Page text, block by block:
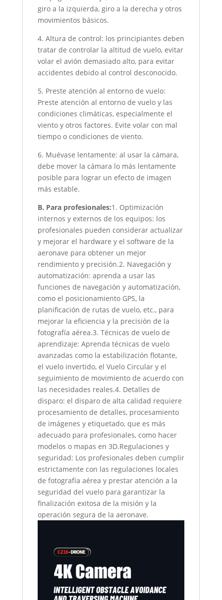
giro a la izquierda, giro a la derecha y otros
movimientos básicos.
4. Altura de control: los principiantes deben
tratar de controlar la altitud de vuelo, evitar
volar el avión demasiado alto, para evitar
accidentes debido al control desconocido.
5. Preste atención al entorno de vuelo:
Preste atención al entorno de vuelo y las
condiciones climáticas, especialmente el
viento y otros factores. Evite volar con mal
tiempo o condiciones de viento.
6. Muévase lentamente: al usar la cámara,
debe mover la cámara lo más lentamente
posible para lograr un efecto de imagen
más estable.
B. Para profesionales:1. Optimización
internos y externos de los equipos: los
profesionales pueden considerar actualizar
y mejorar el hardware y el software de la
aeronave para obtener un mejor
rendimiento y precisión.2. Navegación y
automatización: aprenda a usar las
funciones de navegación y automatización,
como el posicionamiento GPS, la
planificación de rutas de vuelo, etc., para
mejorar la eficiencia y la precisión de la
fotografía aérea.3. Técnicas de vuelo de
aprendizaje: Aprenda técnicas de vuelo
avanzadas como la estabilización flotante,
el vuelo invertido, el Vuelo Circular y el
seguimiento de movimiento de acuerdo con
las necesidades reales.4. Detalles de
disparo: el disparo de alta calidad requiere
procesamiento de detalles, procesamiento
de imágenes y etiquetado, que es más
adecuado para profesionales, como hacer
modelos o mapas en 3D.Regulaciones y
seguridad: Los profesionales deben cumplir
estrictamente con las regulaciones locales
de fotografía aérea y prestar atención a la
seguridad del vuelo para garantizar la
finalización exitosa de la misión y la
operación segura de la aeronave.